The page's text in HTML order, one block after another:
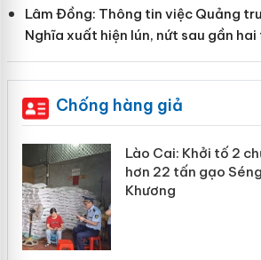
Lâm Đồng: Thông tin việc Quảng
Nghĩa xuất hiện lún, nứt sau gần hai
Chống hàng giả
Lào Cai: Khởi tố 2
hơn 22 tấn gạo
Khương